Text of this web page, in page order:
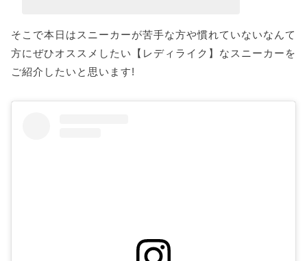
そこで本日はスニーカーが苦手な方や慣れていないなんて
方にぜひオススメしたい【レディライク】なスニーカーを
ご紹介したいと思います!